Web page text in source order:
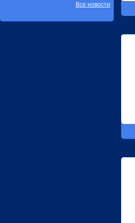
Все новости